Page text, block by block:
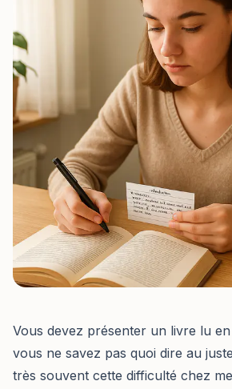
Vous devez présenter un livre lu
vous ne savez pas quoi dire au
très souvent cette difficulté chez